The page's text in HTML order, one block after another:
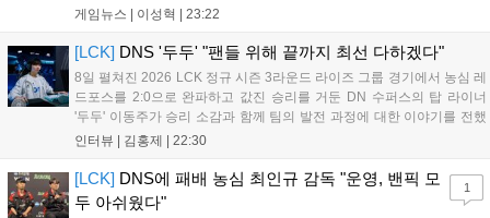
등장한다. 여름 시즌을 맞아 비치발리볼, 수상 오토바이 등 다채
의성도 강화된다. 8월 11일까지 사용 가능한 교환 코드 3종이 제
공되며, 상세 일정은 공식 채널을 통해 확인할 수 있다....
게임뉴스 | 이성혁 | 23:22
[LCK] DNS '두두' "팬들 위해 끝까지 최선 다하겠다"
8일 펼쳐진 2026 LCK 정규 시즌 3라운드 라이즈 그룹 경기에서 농심 레
드포스를 2:0으로 완파하고 값진 승리를 거둔 DN 수퍼스의 탑 라이너
'두두' 이동주가 승리 소감과 함께 팀의 발전 과정에 대한 이야기를 전했
다. 먼저 오랜만의 2:0 완승에 대해 '두두'는 "진짜 오랜만에 거둔 2:0 승
인터뷰 | 김홍제 | 22:30
[LCK] DNS에 패배 농심 최인규 감독 "운영, 밴픽 모
두 아쉬웠다"
1